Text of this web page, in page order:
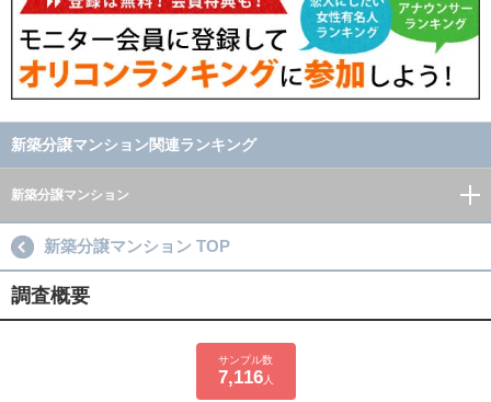
新築分譲マンション関連ランキング
新築分譲マンション
新築分譲マンション TOP
調査概要
サンプル数
7,116人